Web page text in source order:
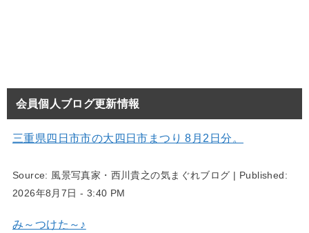
会員個人ブログ更新情報
三重県四日市市の大四日市まつり 8月2日分。
Source: 風景写真家・西川貴之の気まぐれブログ | Published:
2026年8月7日 - 3:40 PM
み～つけた～♪